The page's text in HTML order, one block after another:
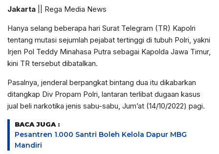
Jakarta || Rega Media News
Hanya selang beberapa hari Surat Telegram (TR) Kapolri
tentang mutasi sejumlah pejabat tertinggi di tubuh Polri, yakni
Irjen Pol Teddy Minahasa Putra sebagai Kapolda Jawa Timur,
kini TR tersebut dibatalkan.
Pasalnya, jenderal berpangkat bintang dua itu dikabarkan
ditangkap Div Propam Polri, lantaran terlibat dugaan kasus
jual beli narkotika jenis sabu-sabu, Jum’at (14/10/2022) pagi.
BACA JUGA :
Pesantren 1.000 Santri Boleh Kelola Dapur MBG
Mandiri